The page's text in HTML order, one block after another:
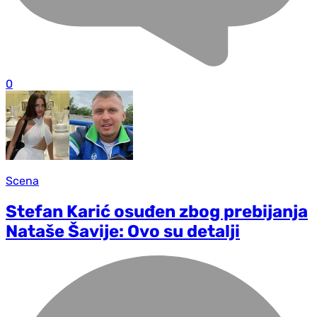
0
Scena
Stefan Karić osuđen zbog prebijanja
Nataše Šavije: Ovo su detalji